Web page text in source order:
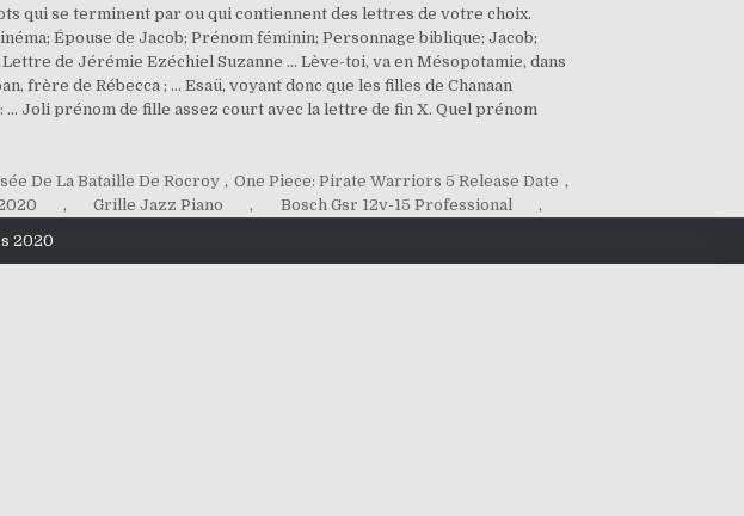
qui se terminent par ou qui contiennent des lettres de votre choix.
Épouse de Jacob; Prénom féminin; Personnage biblique; Jacob;
de Jérémie Ezéchiel Suzanne ... Lève-toi, va en Mésopotamie, dans
frère de Rébecca ; ... Esaü, voyant donc que les filles de Chanaan
Joli prénom de fille assez court avec la lettre de fin X. Quel prénom
De La Bataille De Rocroy , One Piece: Pirate Warriors 5 Release Date ,
, Grille Jazz Piano , Bosch Gsr 12v-15 Professional ,
2020